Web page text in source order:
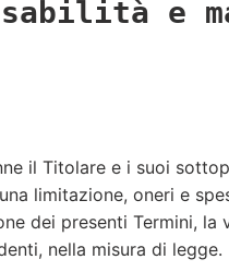
e
il Titolare e i suoi
limitazione, oneri e
dei presenti Termini,
nella misura di legge.